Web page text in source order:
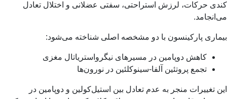
حرکات، لرزش استراحتی، سفتی عضلانی و اختلال تعادل
پارکینسون با دو مشخصه اصلی شناخته می‌شود:
کاهش دوپامین در مسیرهای نیگرواستریاتال مغزی
تجمع پروتئین آلفا-سینوکلئین در نورون‌ها
تغییرات منجر به عدم تعادل بین استیل‌کولین و دوپامین در